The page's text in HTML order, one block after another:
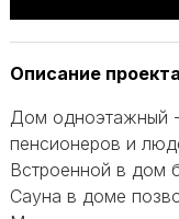
Описание
Дом одноэтажный
пенсионеров и
Встроенной в дом
Сауна в доме